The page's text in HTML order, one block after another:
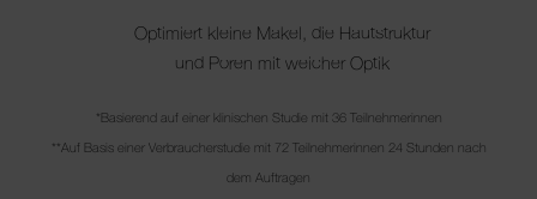
Optimiert kleine Makel, die Hautstruktur
und Poren mit weicher Optik
*Basierend auf einer klinischen Studie mit 36 Teilnehmerinnen
**Auf Basis einer Verbraucherstudie mit 72 Teilnehmerinnen 24 Stunden nach
dem Auftragen